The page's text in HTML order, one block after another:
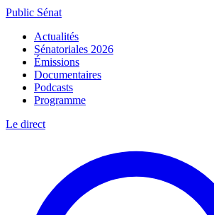
Public Sénat
Actualités
Sénatoriales 2026
Émissions
Documentaires
Podcasts
Programme
Le direct